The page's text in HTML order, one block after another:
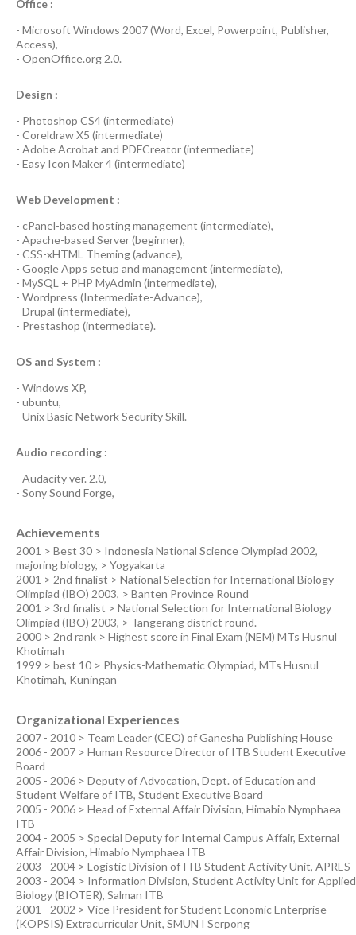
Office :
- Microsoft Windows 2007(Word, Excel, Powerpoint, Publisher,
Access),
- OpenOffice.org 2.0.
Design :
- Photoshop CS4(intermediate)
- Coreldraw X5 (intermediate)
- Adobe Acrobat and PDFCreator(intermediate)
- Easy Icon Maker 4(intermediate)
Web Development :
- cPanel-based hosting management (intermediate),
- Apache-based Server(beginner),
- CSS-xHTML Theming(advance),
- Google Apps setup and management (intermediate),
- MySQL + PHP MyAdmin (intermediate),
- Wordpress (Intermediate-Advance),
- Drupal (intermediate),
- Prestashop (intermediate).
OS and System :
- Windows XP,
- ubuntu,
- Unix Basic Network SecuritySkill.
Audio recording :
- Audacity ver. 2.0,
- Sony Sound Forge,
Achievements
2001 > Best 30 > Indonesia National Science Olympiad 2002,
majoring biology, > Yogyakarta
2001 > 2nd finalist > National Selection for International Biology
Olimpiad (IBO) 2003, > Banten Province Round
2001 > 3rd finalist > National Selection for International Biology
Olimpiad (IBO) 2003, > Tangerang district round.
2000 > 2nd rank > Highest score in Final Exam (NEM) MTs Husnul
Khotimah
1999 > best 10 > Physics-Mathematic Olympiad, MTs Husnul
Khotimah, Kuningan
Organizational Experiences
2007 - 2010 > Team Leader (CEO) of Ganesha Publishing House
2006 - 2007 > Human Resource Director of ITB Student Executive
Board
2005 - 2006 > Deputy of Advocation, Dept. of Education and
Student Welfare of ITB, Student Executive Board
2005 - 2006 > Head of External Affair Division, Himabio Nymphaea
ITB
2004 - 2005 > Special Deputy for Internal Campus Affair, External
Affair Division, Himabio Nymphaea ITB
2003 - 2004 > Logistic Division of ITB Student Activity Unit, APRES
2003 - 2004 > Information Division, Student Activity Unit for Applied
Biology (BIOTER), Salman ITB
2001 - 2002 > Vice President for Student Economic Enterprise
(KOPSIS) Extracurricular Unit, SMUN I Serpong